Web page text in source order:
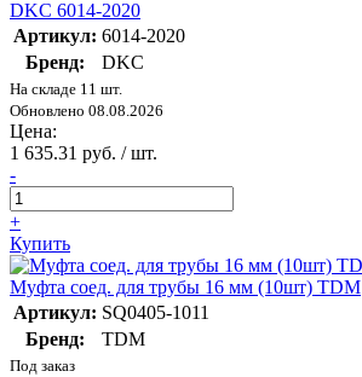
DKC 6014-2020
Артикул: 6014-2020
Бренд:
DKC
На складе 11 шт.
Обновлено 08.08.2026
Цена:
1 635.31 руб. / шт.
-
+
Купить
Муфта соед. для трубы 16 мм (10шт) TDM
Артикул: SQ0405-1011
Бренд:
TDM
Под заказ